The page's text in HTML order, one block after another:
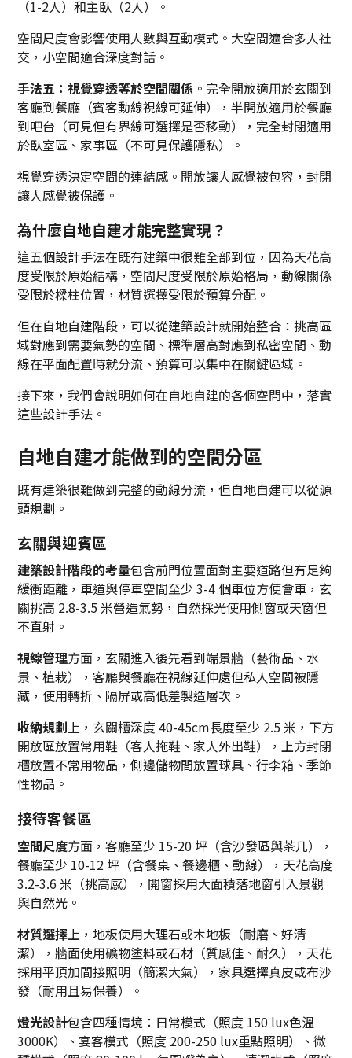
（1-2人）和主臥（2人）。
空間尺度會影響使用人數與互動模式。大空間適合多人社
交，小空間適合深度對話。
手法五：視覺穿透等於空間關係 。完全開放適用於玄關到
客廳到餐廳（賓客動線視線可延伸），半開放適用於餐廳
到吧台（可見但有界線可選擇是否移動），完全封閉適用
於臥室區、家事區（不可見保護隱私）。
視覺穿透決定空間的連結感。開放讓人感覺被包容，封閉
讓人感覺被保護。
為什麼自地自建才能完整實現？
這五個設計手法在既有建築中很難全部到位，因為天花高
度受限於原始結構，空間尺度受限於原始格局，動線關係
受限於樑柱位置，材質選擇受限於預算分配。
但在自地自建階段，可以從建築設計就開始整合：挑高區
域對應到需要氣勢的空間、標準層高對應到私密空間、動
線在平面配置時就分流、預算可以集中在關鍵區域。
接下來，我們會說明如何在自地自建的各個空間中，落實
這些設計手法。
自地自建才能做到的空間分區
既有建築很難做到完整的動線分流，但自地自建可以從源
頭規劃。
玄關與迎賓區
建築設計階段的考量包含前門位置面對主要道路但有足夠
緩衝距離，車道與停車空間至少 3-4 個車位方便會車，玄
關挑高 2.8-3.5 米營造氣勢，自然採光使用側窗或天窗但
不直射。
視線管理方面，玄關進入後先看到端景牆（藝術品、水
景、植栽），客廳與餐廳在視線延伸處但私人空間被隱
藏，使用轉折、隔屏或高低差製造層次。
收納規劃上，玄關櫃深度 40-45cm長度至少 2.5 米，下方
開放區放置常用鞋（客人拖鞋、家人外出鞋），上方封閉
櫃放置不常用物品，側邊儲物間放置球具、行李箱、季節
性物品。
接待客餐區
空間尺度方面，客廳至少 15-20 坪（含沙發區與茶几），
餐廳至少 10-12 坪（含餐桌、餐邊櫃、動線），天花高度
3.2-3.6 米（挑高感），開窗採用大面積落地窗引入景觀
與自然光。
材質選擇 上，地板使用大理石或木地板（耐磨、好清
潔），牆面使用礦物塗料或石材（質感佳、耐久），天花
採用平頂加間接照明（簡潔大氣），家具選擇真皮或布沙
發（耐用且易保養）。
燈光設計包含四種情境：日常模式（照度 150 lux色溫
3000K）、宴客模式（照度 200-250 lux重點照明）、微